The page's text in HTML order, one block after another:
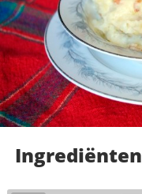
Ingrediënten